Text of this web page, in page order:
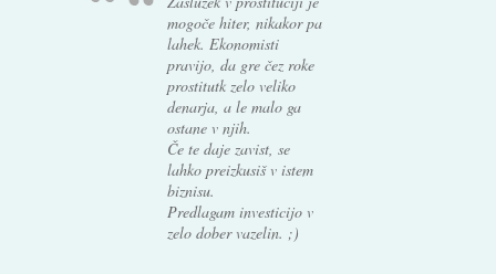
mogoče hiter, nikakor pa
lahek. Ekonomisti
pravijo, da gre čez roke
prostitutk zelo veliko
denarja, a le malo ga
ostane v njih.
Če te daje zavist, se
lahko preizkusiš v istem
biznisu.
Predlagam investicijo v
zelo dober vazelin. ;)